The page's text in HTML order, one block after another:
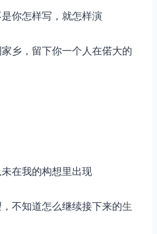
你怎样写，就怎样演
乡，留下你一个人在偌大的
在我的构想里出现
不知道怎么继续接下来的生